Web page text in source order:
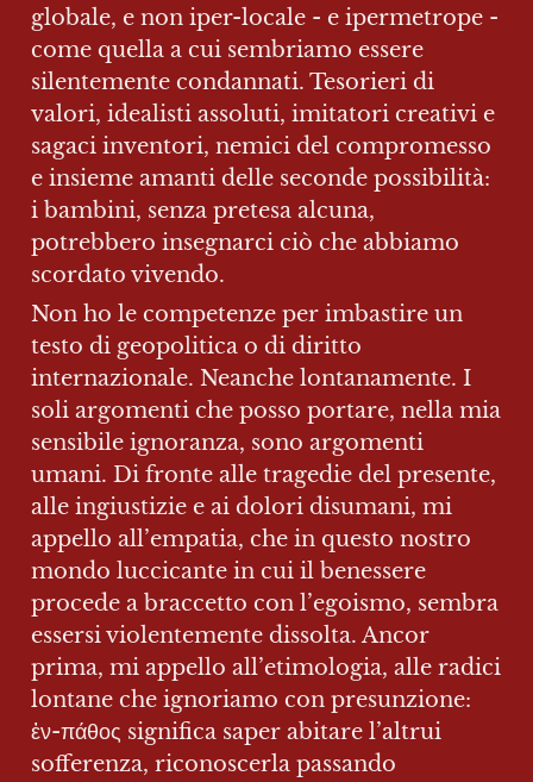
globale, e non iper-locale - e ipermetrope -
come quella a cui sembriamo essere
silentemente condannati. Tesorieri di
valori, idealisti assoluti, imitatori creativi e
sagaci inventori, nemici del compromesso
e insieme amanti delle seconde possibilità:
i bambini, senza pretesa alcuna,
potrebbero insegnarci ciò che abbiamo
scordato vivendo.
Non ho le competenze per imbastire un
testo di geopolitica o di diritto
internazionale. Neanche lontanamente. I
soli argomenti che posso portare, nella mia
sensibile ignoranza, sono argomenti
umani. Di fronte alle tragedie del presente,
alle ingiustizie e ai dolori disumani, mi
appello all’empatia, che in questo nostro
mondo luccicante in cui il benessere
procede a braccetto con l’egoismo, sembra
essersi violentemente dissolta. Ancor
prima, mi appello all’etimologia, alle radici
lontane che ignoriamo con presunzione:
ἐν-πάθος significa saper abitare l’altrui
sofferenza, riconoscerla passando